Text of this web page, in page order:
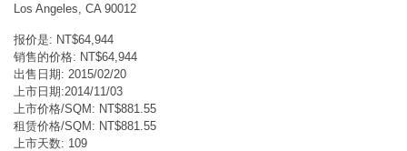
Los Angeles, CA 90012
报价是: NT$64,944
销售的价格: NT$64,944
出售日期: 2015/02/20
上市日期:2014/11/03
上市价格/SQM: NT$881.55
租赁价格/SQM: NT$881.55
上市天数: 109